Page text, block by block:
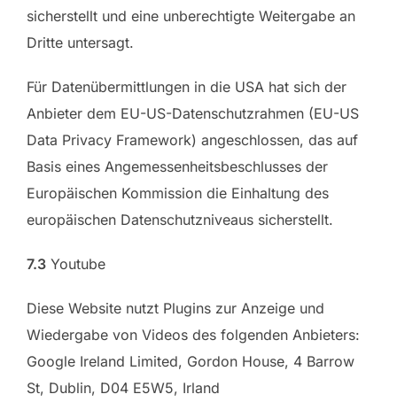
sicherstellt und eine unberechtigte Weitergabe an
Dritte untersagt.
Für Datenübermittlungen in die USA hat sich der
Anbieter dem EU-US-Datenschutzrahmen (EU-US
Data Privacy Framework) angeschlossen, das auf
Basis eines Angemessenheitsbeschlusses der
Europäischen Kommission die Einhaltung des
europäischen Datenschutzniveaus sicherstellt.
7.3 Youtube
Diese Website nutzt Plugins zur Anzeige und
Wiedergabe von Videos des folgenden Anbieters:
Google Ireland Limited, Gordon House, 4 Barrow
St, Dublin, D04 E5W5, Irland